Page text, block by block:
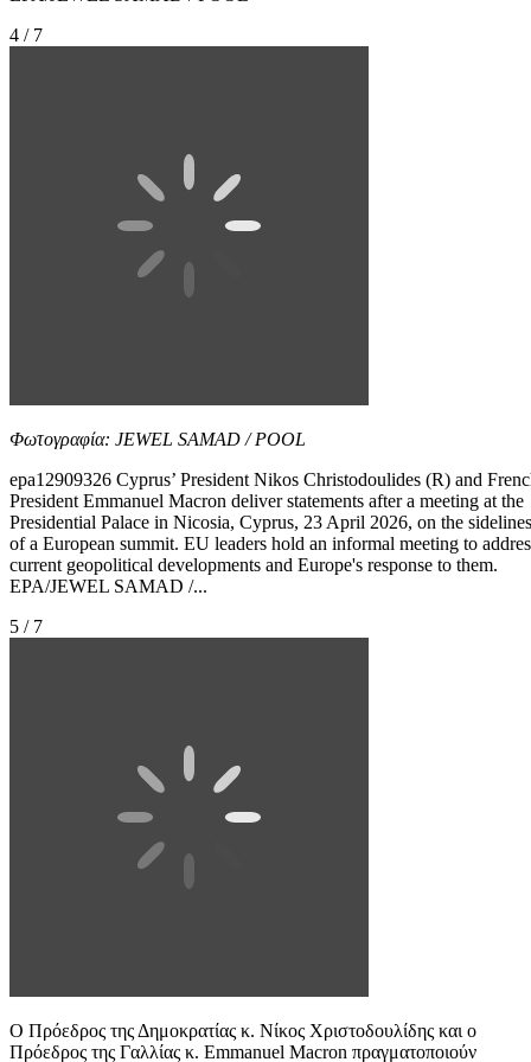
4 / 7
Φωτογραφία: JEWEL SAMAD / POOL
epa12909326 Cyprus’ President Nikos Christodoulides (R) and
President Emmanuel Macron deliver statements after a meeting at the
Presidential Palace in Nicosia, Cyprus, 23 April 2026, on the sidelines
of a European summit. EU leaders hold an informal meeting to
current geopolitical developments and Europe's response to them.
EPA/JEWEL SAMAD /...
5 / 7
Ο Πρόεδρος της Δημοκρατίας κ. Νίκος Χριστοδουλίδης και ο
Πρόεδρος της Γαλλίας κ. Emmanuel Macron πραγματοποιούν